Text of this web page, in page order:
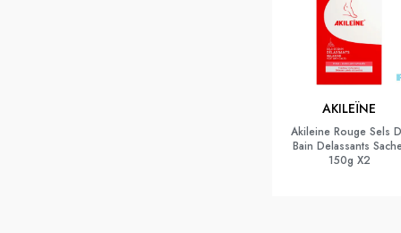
AKILEÏNE
Akileine Rouge Sels
Bain Delassants
150g X2